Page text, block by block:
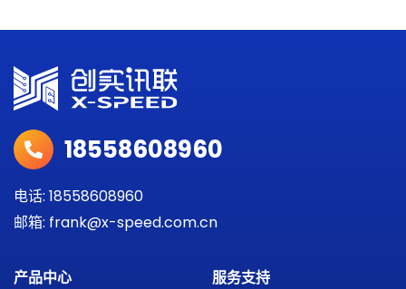
18558608960
电话: 18558608960
邮箱: frank@x-speed.com.cn
产品中心 服务支持